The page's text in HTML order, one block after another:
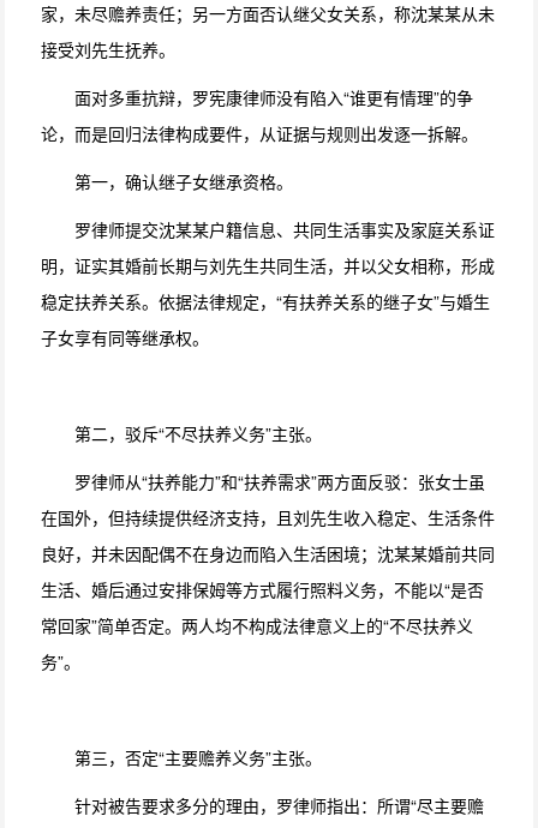
家，未尽赡养责任；另一方面否认继父女关系，称沈某某从未
接受刘先生抚养。
面对多重抗辩，罗宪康律师没有陷入“谁更有情理”的争
论，而是回归法律构成要件，从证据与规则出发逐一拆解。
第一，确认继子女继承资格。
罗律师提交沈某某户籍信息、共同生活事实及家庭关系证
明，证实其婚前长期与刘先生共同生活，并以父女相称，形成
稳定扶养关系。依据法律规定，“有扶养关系的继子女”与婚生
子女享有同等继承权。
第二，驳斥“不尽扶养义务”主张。
罗律师从“扶养能力”和“扶养需求”两方面反驳：张女士虽
在国外，但持续提供经济支持，且刘先生收入稳定、生活条件
良好，并未因配偶不在身边而陷入生活困境；沈某某婚前共同
生活、婚后通过安排保姆等方式履行照料义务，不能以“是否
常回家”简单否定。两人均不构成法律意义上的“不尽扶养义
务”。
第三，否定“主要赡养义务”主张。
针对被告要求多分的理由，罗律师指出：所谓“尽主要赡